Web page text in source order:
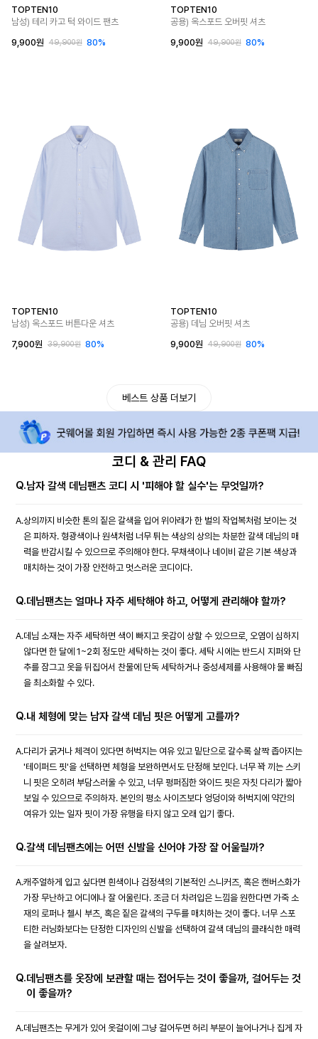
TOPTEN10
남성) 테리 카고 턱 와이드 팬츠
9,900원
49,900원 80%
TOPTEN10
공용) 옥스포드 오버핏 셔츠
9,900원
49,900원 80%
TOPTEN10
남성) 옥스포드 버튼다운 셔츠
7,900원
39,900원 80%
TOPTEN10
공용) 데님 오버핏 셔츠
9,900원
49,900원 80%
베스트 상품 더보기
코디 & 관리 FAQ
Q.남자 갈색 데님팬츠 코디 시 '피해야 할 실수'는 무엇일까?
A.상의까지 비슷한 톤의 짙은 갈색을 입어 위아래가 한 벌의 작업복처럼 보이는 것
은 피하자. 형광색이나 원색처럼 너무 튀는 색상의 상의는 차분한 갈색 데님의 매
력을 반감시킬 수 있으므로 주의해야 한다. 무채색이나 네이비 같은 기본 색상과
매치하는 것이 가장 안전하고 멋스러운 코디이다.
Q.데님팬츠는 얼마나 자주 세탁해야 하고, 어떻게 관리해야 할까?
A.데님 소재는 자주 세탁하면 색이 빠지고 옷감이 상할 수 있으므로, 오염이 심하지
않다면 한 달에 1~2회 정도만 세탁하는 것이 좋다. 세탁 시에는 반드시 지퍼와 단
추를 잠그고 옷을 뒤집어서 찬물에 단독 세탁하거나 중성세제를 사용해야 물 빠짐
을 최소화할 수 있다.
Q.내 체형에 맞는 남자 갈색 데님 핏은 어떻게 고를까?
A.다리가 굵거나 체격이 있다면 허벅지는 여유 있고 밑단으로 갈수록 살짝 좁아지는
'테이퍼드 핏'을 선택하면 체형을 보완하면서도 단정해 보인다. 너무 꽉 끼는 스키
니 핏은 오히려 부담스러울 수 있고, 너무 펑퍼짐한 와이드 핏은 자칫 다리가 짧아
보일 수 있으므로 주의하자. 본인의 평소 사이즈보다 엉덩이와 허벅지에 약간의
여유가 있는 일자 핏이 가장 유행을 타지 않고 오래 입기 좋다.
Q.갈색 데님팬츠에는 어떤 신발을 신어야 가장 잘 어울릴까?
A.캐주얼하게 입고 싶다면 흰색이나 검정색의 기본적인 스니커즈, 혹은 캔버스화가
가장 무난하고 어디에나 잘 어울린다. 조금 더 차려입은 느낌을 원한다면 가죽 소
재의 로퍼나 첼시 부츠, 혹은 짙은 갈색의 구두를 매치하는 것이 좋다. 너무 스포
티한 러닝화보다는 단정한 디자인의 신발을 선택하여 갈색 데님의 클래식한 매력
을 살려보자.
Q.데님팬츠를 옷장에 보관할 때는 접어두는 것이 좋을까, 걸어두는 것
이 좋을까?
A.데님팬츠는 무게가 있어 옷걸이에 그냥 걸어두면 허리 부분이 늘어나거나 집게 자